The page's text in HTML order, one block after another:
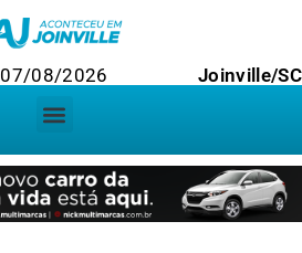
07/08/2026 Joinville/SC